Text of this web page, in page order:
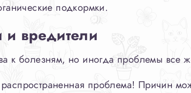
подкормки.
вредители
к болезням, но иногда проблемы все
проблема! Причин